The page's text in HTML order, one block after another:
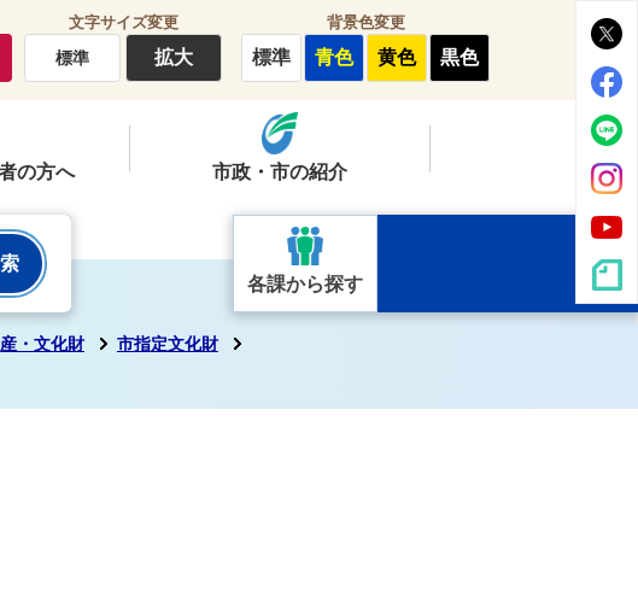
文字サイズ変更
標準 拡大
背景色変更
標準 青色 黄色 黒色
の方へ 市政・市の紹介
各課から探す
・文化財
市指定文化財